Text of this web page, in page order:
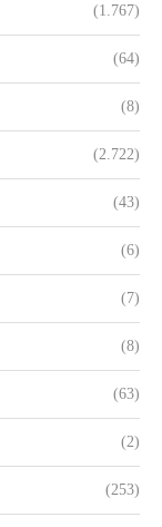
(1.767)
(64)
(8)
(2.722)
(43)
(6)
(7)
(8)
(63)
(2)
(253)